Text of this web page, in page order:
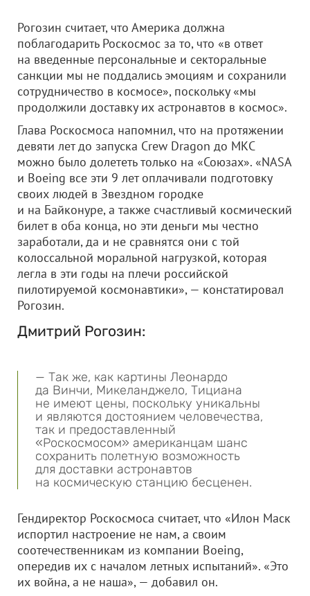
Рогозин считает, что Америка должна
поблагодарить Роскосмос за то, что «в ответ
на введенные персональные и секторальные
санкции мы не поддались эмоциям и сохранили
сотрудничество в космосе», поскольку «мы
продолжили доставку их астронавтов в космос».
Глава Роскосмоса напомнил, что на протяжении
девяти лет до запуска Crew Dragon до МКС
можно было долететь только на «Союзах». «NASA
и Boeing все эти 9 лет оплачивали подготовку
своих людей в Звездном городке
и на Байконуре, а также счастливый космический
билет в оба конца, но эти деньги мы честно
заработали, да и не сравнятся они с той
колоссальной моральной нагрузкой, которая
легла в эти годы на плечи российской
пилотируемой космонавтики», — констатировал
Рогозин.
Дмитрий Рогозин:
— Так же, как картины Леонардо
да Винчи, Микеланджело, Тициана
не имеют цены, поскольку уникальны
и являются достоянием человечества,
так и предоставленный
«Роскосмосом» американцам шанс
сохранить полетную возможность
для доставки астронавтов
на космическую станцию бесценен.
Гендиректор Роскосмоса считает, что «Илон Маск
испортил настроение не нам, а своим
соотечественникам из компании Boeing,
опередив их с началом летных испытаний». «Это
их война, а не наша», — добавил он.